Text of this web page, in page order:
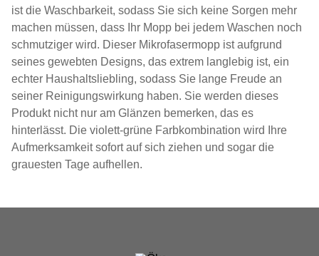
ist die Waschbarkeit, sodass Sie sich keine Sorgen mehr
machen müssen, dass Ihr Mopp bei jedem Waschen noch
schmutziger wird. Dieser Mikrofasermopp ist aufgrund
seines gewebten Designs, das extrem langlebig ist, ein
echter Haushaltsliebling, sodass Sie lange Freude an
seiner Reinigungswirkung haben. Sie werden dieses
Produkt nicht nur am Glänzen bemerken, das es
hinterlässt. Die violett-grüne Farbkombination wird Ihre
Aufmerksamkeit sofort auf sich ziehen und sogar die
grauesten Tage aufhellen.